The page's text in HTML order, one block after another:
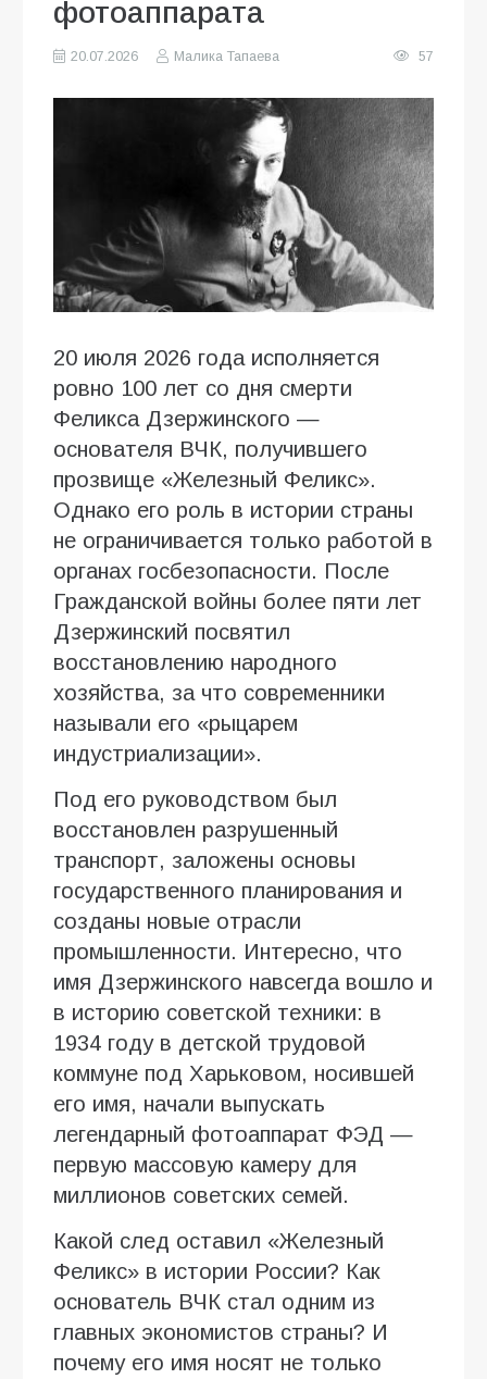
фотоаппарата
20.07.2026 Малика Тапаева 57
20 июля 2026 года исполняется
ровно 100 лет со дня смерти
Феликса Дзержинского —
основателя ВЧК, получившего
прозвище «Железный Феликс».
Однако его роль в истории страны
не ограничивается только работой в
органах госбезопасности. После
Гражданской войны более пяти лет
Дзержинский посвятил
восстановлению народного
хозяйства, за что современники
называли его «рыцарем
индустриализации».
Под его руководством был
восстановлен разрушенный
транспорт, заложены основы
государственного планирования и
созданы новые отрасли
промышленности. Интересно, что
имя Дзержинского навсегда вошло и
в историю советской техники: в
1934 году в детской трудовой
коммуне под Харьковом, носившей
его имя, начали выпускать
легендарный фотоаппарат ФЭД —
первую массовую камеру для
миллионов советских семей.
Какой след оставил «Железный
Феликс» в истории России? Как
основатель ВЧК стал одним из
главных экономистов страны? И
почему его имя носят не только